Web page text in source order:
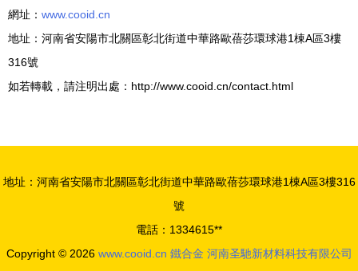
網址： www.cooid.cn
地址：河南省安陽市北關區彰北街道中華路歐蓓莎環球港1棟A區3樓
316號
如若轉載，請注明出處：http://www.cooid.cn/contact.html
地址：河南省安陽市北關區彰北街道中華路歐蓓莎環球港1棟A區3樓316
號
電話：1334615**
Copyright © 2026 www.cooid.cn 鐵合金 河南圣馳新材料科技有限公司